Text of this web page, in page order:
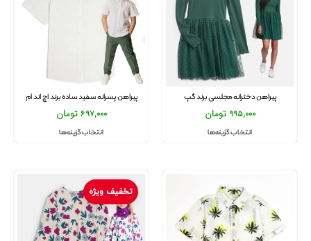
پیراهن دخترانه مجلسی برند گپ
995,000 تومان
انتخاب گزینه‌ها
پیراهن پسرانه سفید ساده برند اچ اند ام
697,000 تومان
انتخاب گزینه‌ها
تخفیف ویژه